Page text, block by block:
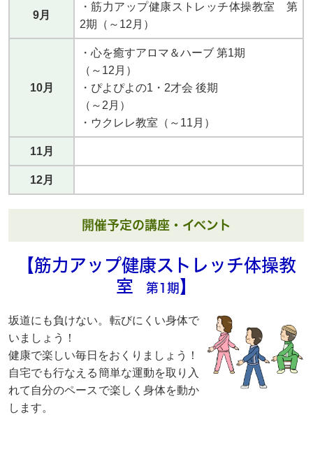
9月
・筋力アップ健康ストレッチ体操教室 第
2期（～12月）
10月
・心を癒すアロマ＆ハーブ 第1期
（～12月）
・ぴよぴよの1・2才会 後期
（～2月）
・ウクレレ教室（～11月）
11月
12月
開催予定の講座・イベント
【筋力アップ健康ストレッチ体操教
室 第1期 】
坂道にも負けない。転びにくい身体で
いましょう！
健康で楽しい毎日をおくりましょう！
自宅でも行なえる簡単な運動を取り入
れて自分のペースで楽しく身体を動か
します。